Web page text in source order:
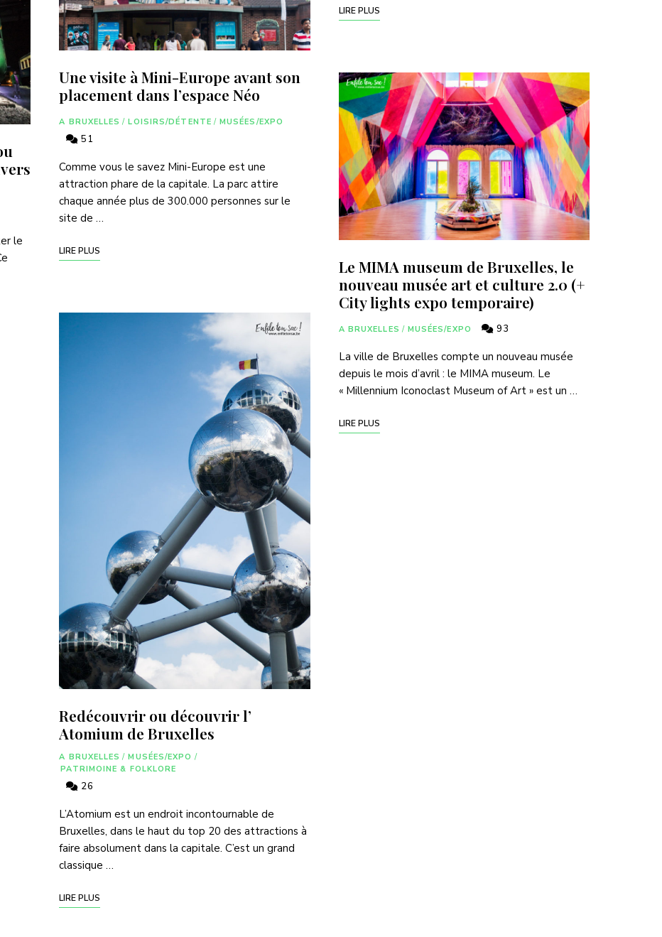
le
Une visite à Mini-Europe avant son
placement dans l’espace Néo
A BRUXELLES / LOISIRS/DÉTENTE / MUSÉES/EXPO
51
Comme vous le savez Mini-Europe est une
attraction phare de la capitale. La parc attire
chaque année plus de 300.000 personnes sur le
site de …
LIRE PLUS
Redécouvrir ou découvrir l’
Atomium de Bruxelles
A BRUXELLES / MUSÉES/EXPO /
PATRIMOINE & FOLKLORE
26
L’Atomium est un endroit incontournable de
Bruxelles, dans le haut du top 20 des attractions à
faire absolument dans la capitale. C’est un grand
classique …
LIRE PLUS
LIRE PLUS
Le MIMA museum de Bruxelles, le
nouveau musée art et culture 2.0 (+
City lights expo temporaire)
A BRUXELLES / MUSÉES/EXPO 93
La ville de Bruxelles compte un nouveau musée
depuis le mois d’avril : le MIMA museum. Le
« Millennium Iconoclast Museum of Art » est un …
LIRE PLUS